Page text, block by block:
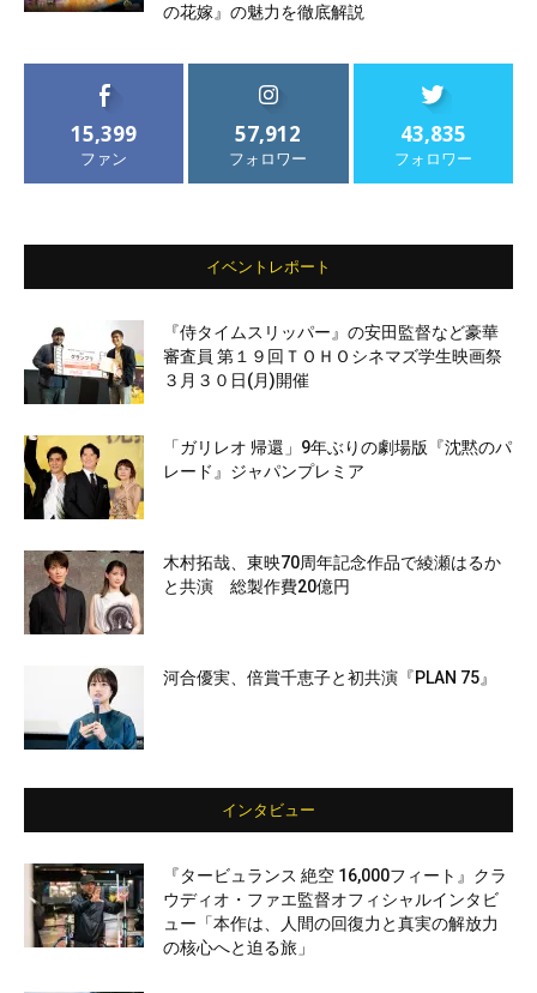
の花嫁』の魅力を徹底解説
15,399
ファン
57,912
フォロワー
43,835
フォロワー
イベントレポート
『侍タイムスリッパー』の安田監督など豪華
審査員 第１９回ＴＯＨＯシネマズ学生映画祭
３月３０日(月)開催
「ガリレオ 帰還」9年ぶりの劇場版『沈黙のパ
レード』ジャパンプレミア
木村拓哉、東映70周年記念作品で綾瀬はるか
と共演 総製作費20億円
河合優実、倍賞千恵子と初共演『PLAN 75』
インタビュー
『タービュランス 絶空 16,000フィート』クラ
ウディオ・ファエ監督オフィシャルインタビ
ュー「本作は、人間の回復力と真実の解放力
の核心へと迫る旅」